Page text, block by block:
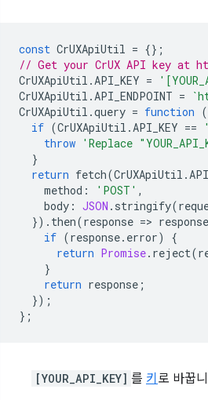
const CrUXApiUtil = {};
// Get your CrUX API key at
CrUXApiUtil .API_KEY =
CrUXApiUtil .API_ENDPOINT =
CrUXApiUtil .query = function (
if (CrUXApiUtil .API_KEY ==
throw 'Replace
}
return fetch(CrUXApiUtil .
method : 'POST' ,
body : JSON . stringify(
}). then(response => response
if (response. error)
{
return Promise. reject(
}
return response ;
});
};
[YOUR_API_KEY] 를 키 로 바꿉